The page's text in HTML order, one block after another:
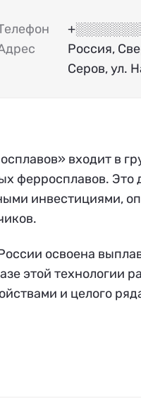
Россия,
Серов, ул.
входит в
ферросплавов.
инвестициями,
освоена
этой технологии
и целого